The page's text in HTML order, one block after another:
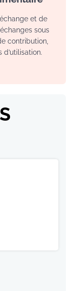
et de
sous
contribution,